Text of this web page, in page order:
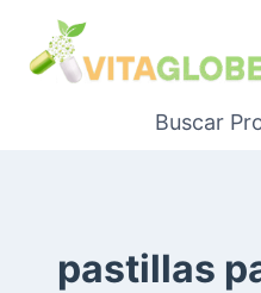
Contenido
Buscar
pastillas